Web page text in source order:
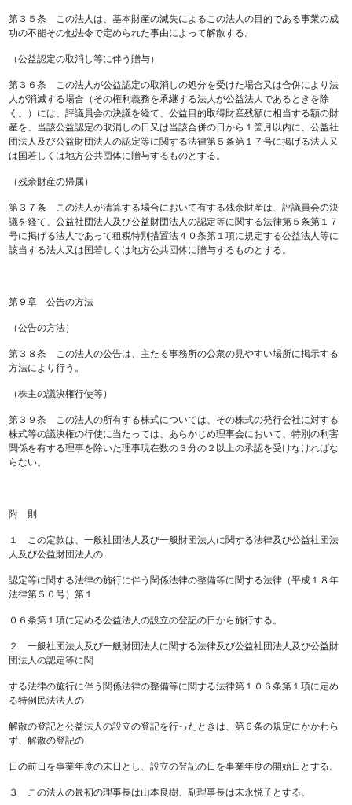
第３５条 この法人は、基本財産の滅失によるこの法人の目的である事業の成
功の不能その他法令で定められた事由によって解散する。
（公益認定の取消し等に伴う贈与）
第３６条 この法人が公益認定の取消しの処分を受けた場合又は合併により法
人が消滅する場合（その権利義務を承継する法人が公益法人であるときを除
く。）には、評議員会の決議を経て、公益目的取得財産残額に相当する額の財
産を、当該公益認定の取消しの日又は当該合併の日から１箇月以内に、公益社
団法人及び公益財団法人の認定等に関する法律第５条第１７号に掲げる法人又
は国若しくは地方公共団体に贈与するものとする。
（残余財産の帰属）
第３７条 この法人が清算する場合において有する残余財産は、評議員会の決
議を経て、公益社団法人及び公益財団法人の認定等に関する法律第５条第１７
号に掲げる法人であって租税特別措置法４０条第１項に規定する公益法人等に
該当する法人又は国若しくは地方公共団体に贈与するものとする。
第９章 公告の方法
（公告の方法）
第３８条 この法人の公告は、主たる事務所の公衆の見やすい場所に掲示する
方法により行う。
（株主の議決権行使等）
第３９条 この法人の所有する株式については、その株式の発行会社に対する
株式等の議決権の行使に当たっては、あらかじめ理事会において、特別の利害
関係を有する理事を除いた理事現在数の３分の２以上の承認を受けなければな
らない。
附 則
１ この定款は、一般社団法人及び一般財団法人に関する法律及び公益社団法
人及び公益財団法人の
認定等に関する法律の施行に伴う関係法律の整備等に関する法律（平成１８年
法律第５０号）第１
０６条第１項に定める公益法人の設立の登記の日から施行する。
２ 一般社団法人及び一般財団法人に関する法律及び公益社団法人及び公益財
団法人の認定等に関
する法律の施行に伴う関係法律の整備等に関する法律第１０６条第１項に定め
る特例民法法人の
解散の登記と公益法人の設立の登記を行ったときは、第６条の規定にかかわら
ず、解散の登記の
日の前日を事業年度の末日とし、設立の登記の日を事業年度の開始日とする。
３ この法人の最初の理事長は山本良樹、副理事長は末永悦子とする。